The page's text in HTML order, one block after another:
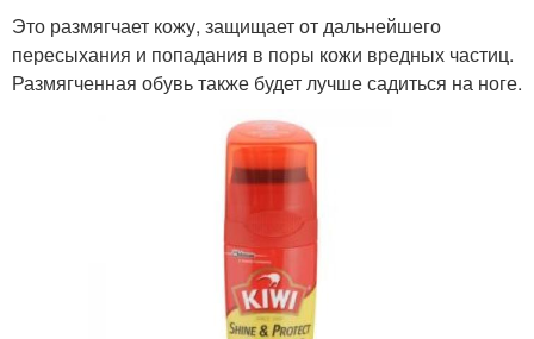
Это размягчает кожу, защищает от дальнейшего
пересыхания и попадания в поры кожи вредных частиц.
Размягченная обувь также будет лучше садиться на ноге.